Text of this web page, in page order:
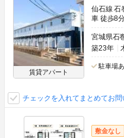
賃貸アパート
仙石線 石
車 徒歩8
宮城県石
築23年
駐車場
チェックを入れてまとめてお問
敷金なし